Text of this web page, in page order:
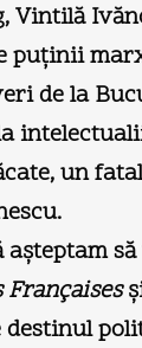
la
un
Françaises